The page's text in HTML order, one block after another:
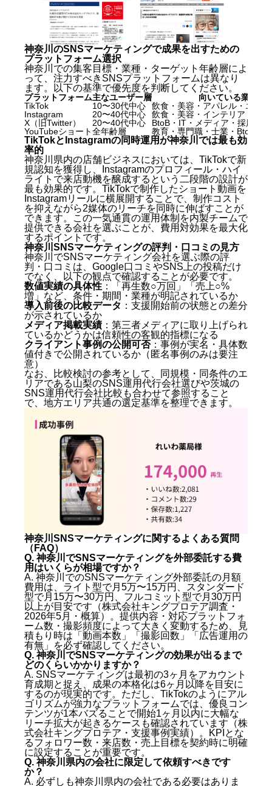
神奈川のSNSマーケティングで成果を出すための
プラットフォーム選択
神奈川での集客目標・業種・ターゲット年齢層によ
って、注力すべきSNSプラットフォームは異なり
ます。以下の基準で優先度を判断してください。
プラットフォーム主なユーザー層
向いている業種（
TikTok
10〜30代中心
飲食・美容・アパレル・エン
Instagram
20〜40代中心
飲食・美容・インテリア・ブ
X（旧Twitter）
20〜40代中心
BtoB・IT・メディア・採用
YouTubeショート全年齢層 教育・専門職・士業・BtoB
TikTokとInstagramの同時運用が神奈川では最も効
率的
神奈川県内の店舗ビジネスにおいては、TikTokで新
規認知を獲得し、Instagramのプロフィール・ハイ
ライトで来店動機を醸成するという二段階の設計が
最も効果的です。TikTokで制作したショート動画を
Instagramリールに横展開することで、制作コスト
を抑えながら2媒体のリーチを同時に伸ばすことが
できます。この一気通貫の運用体制を内製チームで
提供できる会社を選ぶことが、費用対効果を最大化
するポイントです。
神奈川SNSマーケティングの評判・口コミの見方
神奈川でSNSマーケティング会社を選ぶ際の評
判・口コミは、Google口コミやSNS上の投稿だけ
でなく、以下の観点で確認することが必要です。
数値実績の具体性 ：「再生数○万回」「売上○%
増」など、条件・期間・業種が明記されているか
導入前後の比較データ ：支援開始前の状態との差分
が示されているか
メディア掲載実績 ：第三者メディアに取り上げられ
ているかどうかは信頼性の客観的指標になる
クライアント事例の公開可否：事例が実名・具体数
値付きで公開されているか（匿名事例のみは要注
意）
なお、比較検討の参考として、同規模・同条件のエ
リアである山梨のSNS運用代行会社選びや茨城の
SNS運用代行会社比較 も合わせて参照すること
で、地方エリア共通の選定基準を整理できます。
神奈川SNSマーケティングに関するよくある質問
（FAQ）
Q. 神奈川でSNSマーケティングを外部委託する費
用はいくらが相場ですか？
A. 神奈川でのSNSマーケティング外部委託の月額
費用は、ライト型で月5万〜15万円、スタンダード
型で月15万〜30万円、フルコミット型で月30万円
以上が目安です（株式会社キングプロテア調査・
2026年5月・概算）。提供内容・対応プラットフォ
ーム数・撮影頻度によって大きく変動するため、見
積もり時は「動画本数」「撮影回数」「広告運用の
有無」を必ず確認してください。
Q. 神奈川でSNSマーケティングの効果が出るまで
どのくらいかかりますか？
A. SNSマーケティングは最初の3ヶ月をアカウント
育成期と捉え、成果の本格化は6ヶ月以降を目安に
するのが現実的です。ただし、TikTokのようにアル
ゴリズムが強力なプラットフォームでは、優良コン
テンツが1本バズることで開始1ヶ月以内に大幅な
リーチ拡大が起きるケースも確認されています（株
式会社キングプロテア・支援事例実績）。KPIとな
るフォロワー数・来店数・売上目標を契約時に明確
に設定することが重要です。
Q. 神奈川県内の会社に限定して依頼すべきです
か？
A. 必ずしも神奈川県内の会社である必要はありま
TikTokとInstagramの同時運用が神奈川では最も効
率的
神奈川SNSマーケティングの評判・口コミの見方
神奈川SNSマーケティングに関するよくある質問
（FAQ）
Q. 神奈川でSNSマーケティングを外部委託する費
用はいくらが相場ですか？
Q. 神奈川でSNSマーケティングの効果が出るまで
どのくらいかかりますか？
Q. 神奈川県内の会社に限定して依頼すべきです
か？
Q. SNSマーケティングとMeta広告（Instagram広
告・Facebook広告）は別物ですか？
Q. 神奈川のSNSマーケティングでTikTokは飲食以外
の業種でも効果がありますか？
Q. SNSマーケティング会社に依頼する前に自社で
準備しておくべきことはありますか？
Q. 神奈川でSNSマーケティングを依頼して失敗し
ないための最重要ポイントは何ですか？
まとめ：神奈川SNSマーケティング2026年最新版｜会
社選びの7つの比較軸